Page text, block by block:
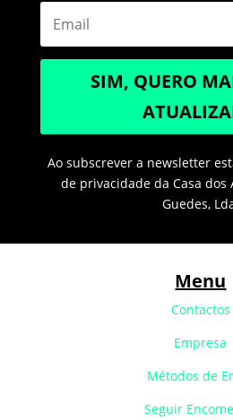
SIM, QUERO
Ao subscrever a newsletter
de privacidade da Casa dos
Guedes,
Menu
Contactos
Empresa
Métodos de
Seguir